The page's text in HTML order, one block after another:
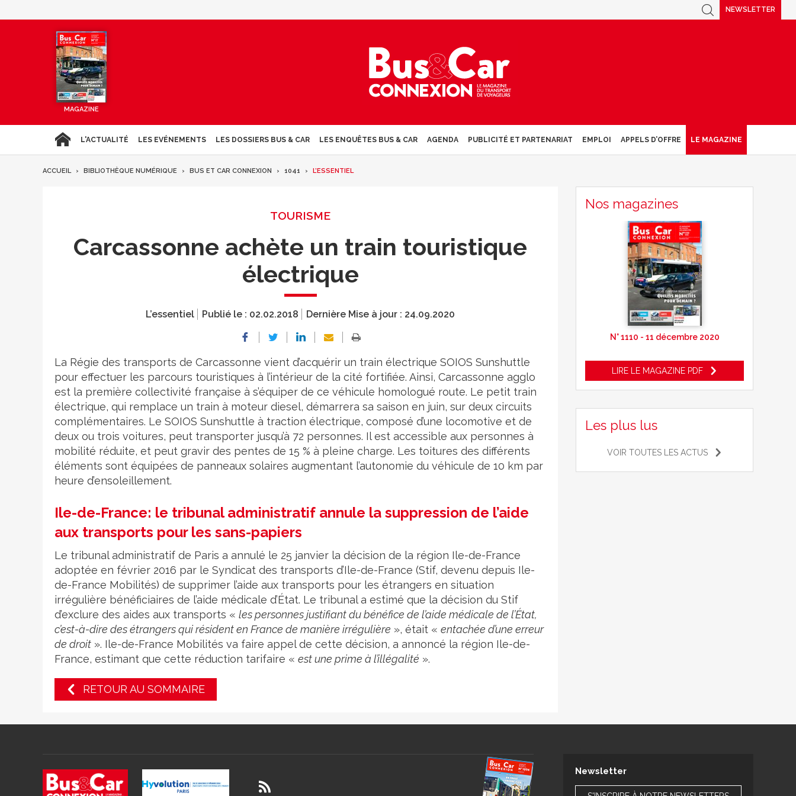
NEWSLETTER
MAGAZINE
L'ACTUALITÉ LES EVÉNEMENTS LES DOSSIERS BUS & CAR LES ENQUÊTES BUS & CAR AGENDA PUBLICITÉ ET PARTENARIAT EMPLOI APPELS D’OFFRE LE MAGAZINE
ACCUEIL BIBLIOTHÈQUE NUMÉRIQUE BUS ET CAR CONNEXION 1041 L’ESSENTIEL
TOURISME
Carcassonne achète un train touristique
électrique
L’essentiel Publié le : 02.02.2018 Dernière Mise à jour : 24.09.2020
La Régie des transports de Carcassonne vient d’acquérir un train électrique SOIOS Sunshuttle
pour effectuer les parcours touristiques à l’intérieur de la cité fortifiée. Ainsi, Carcassonne agglo
est la première collectivité française à s’équiper de ce véhicule homologué route. Le petit train
électrique, qui remplace un train à moteur diesel, démarrera sa saison en juin, sur deux circuits
complémentaires. Le SOIOS Sunshuttle à traction électrique, composé d’une locomotive et de
deux ou trois voitures, peut transporter jusqu’à 72 personnes. Il est accessible aux personnes à
mobilité réduite, et peut gravir des pentes de 15 % à pleine charge. Les toitures des différents
éléments sont équipées de panneaux solaires augmentant l’autonomie du véhicule de 10 km par
heure d’ensoleillement.
Ile-de-France: le tribunal administratif annule la suppression de l’aide
aux transports pour les sans-papiers
Le tribunal administratif de Paris a annulé le 25 janvier la décision de la région Ile-de-France
adoptée en février 2016 par le Syndicat des transports d’Ile-de-France (Stif, devenu depuis Ile-
de-France Mobilités) de supprimer l’aide aux transports pour les étrangers en situation
irrégulière bénéficiaires de l’aide médicale d’État. Le tribunal a estimé que la décision du Stif
d’exclure des aides aux transports « les personnes justifiant du bénéfice de l’aide médicale de l’État,
c’est-à-dire des étrangers qui résident en France de manière irrégulière », était « entachée d’une erreur
de droit ». Ile-de-France Mobilités va faire appel de cette décision, a annoncé la région Ile-de-
France, estimant que cette réduction tarifaire « est une prime à l’illégalité ».
RETOUR AU SOMMAIRE
Nos magazines
N° 1110 - 11 décembre 2020
LIRE LE MAGAZINE PDF
Les plus lus
VOIR TOUTES LES ACTUS
Newsletter